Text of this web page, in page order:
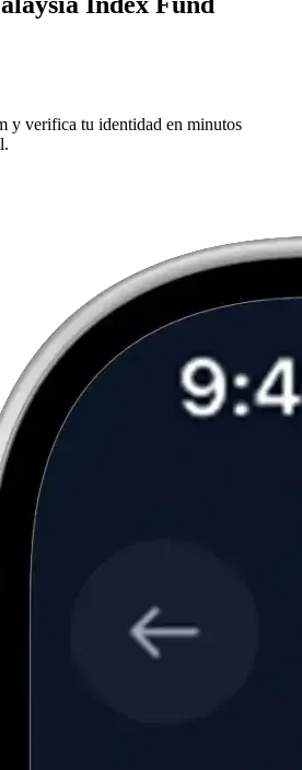
y verifica tu identidad en minutos